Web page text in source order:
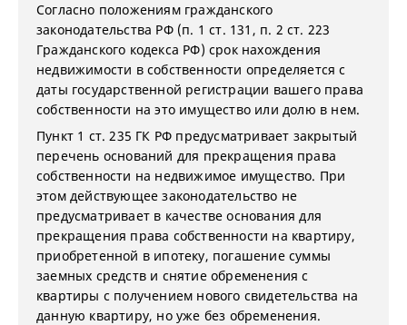
Согласно положениям гражданского
законодательства РФ (п. 1 ст. 131, п. 2 ст. 223
Гражданского кодекса РФ) срок нахождения
недвижимости в собственности определяется с
даты государственной регистрации вашего права
собственности на это имущество или долю в нем.
Пункт 1 ст. 235 ГК РФ предусматривает закрытый
перечень оснований для прекращения права
собственности на недвижимое имущество. При
этом действующее законодательство не
предусматривает в качестве основания для
прекращения права собственности на квартиру,
приобретенной в ипотеку, погашение суммы
заемных средств и снятие обременения с
квартиры с получением нового свидетельства на
данную квартиру, но уже без обременения.